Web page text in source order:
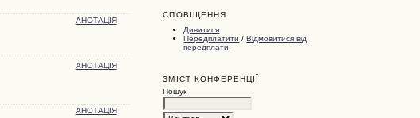
СПОВІЩЕННЯ
Дивитися
Передплатити /Відмовитися від
передплати
ЗМІСТ КОНФЕРЕНЦІЇ
Пошук
АНОТАЦІЯ
АНОТАЦІЯ
АНОТАЦІЯ